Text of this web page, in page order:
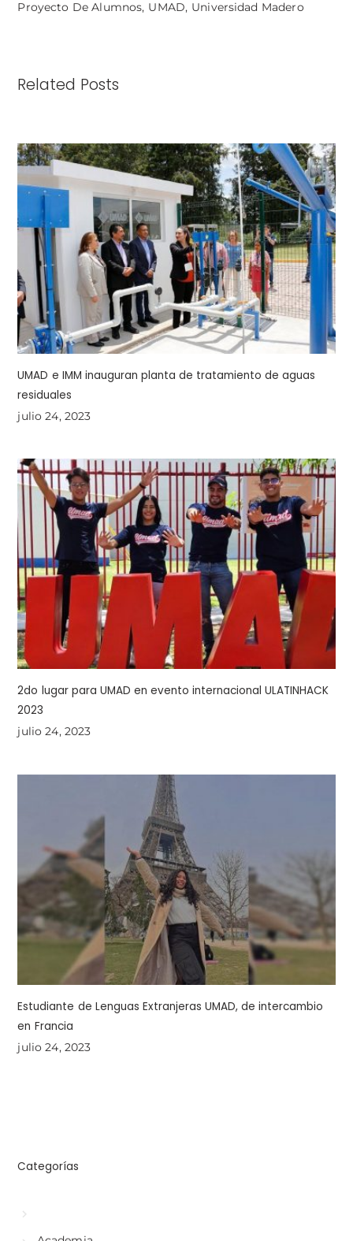
Proyecto De Alumnos UMAD Universidad Madero
Related Posts
UMAD e IMM inauguran planta de tratamiento de aguas
residuales
julio 24, 2023
2do lugar para UMAD en evento internacional ULATINHACK
2023
julio 24, 2023
Estudiante de Lenguas Extranjeras UMAD, de intercambio
en Francia
julio 24, 2023
Categorías